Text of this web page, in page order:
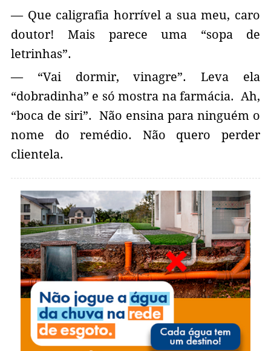
— Que caligrafia horrível a sua meu, caro
doutor! Mais parece uma “sopa de
letrinhas”.
— “Vai dormir, vinagre”. Leva ela
“dobradinha” e só mostra na farmácia. Ah,
“boca de siri”. Não ensina para ninguém o
nome do remédio. Não quero perder
clientela.